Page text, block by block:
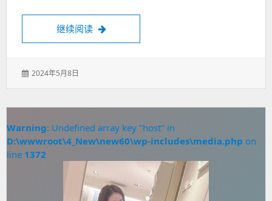
继续阅读 广州98场海选单人套餐
发
2024年5月8日
Warning: Undefined array key "host" in
D:\wwwroot\4_New\new60\wp-includes\media.php on
line 1372